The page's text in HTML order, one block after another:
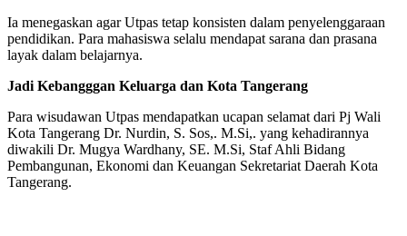
Ia menegaskan agar Utpas tetap konsisten dalam penyelenggaraan
pendidikan. Para mahasiswa selalu mendapat sarana dan prasana
layak dalam belajarnya.
Jadi Kebangggan Keluarga dan Kota Tangerang
Para wisudawan Utpas mendapatkan ucapan selamat dari Pj Wali
Kota Tangerang Dr. Nurdin, S. Sos,. M.Si,. yang kehadirannya
diwakili Dr. Mugya Wardhany, SE. M.Si, Staf Ahli Bidang
Pembangunan, Ekonomi dan Keuangan Sekretariat Daerah Kota
Tangerang.